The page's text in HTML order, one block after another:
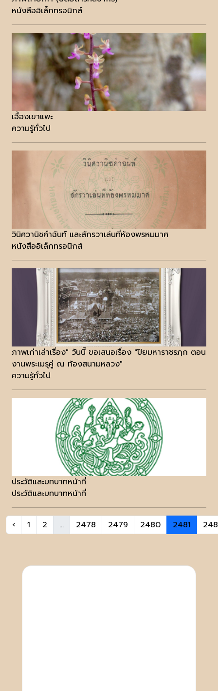
หนังสืออิเล็กทรอนิกส์
เอื้องเขาแพะ
ความรู้ทั่วไป
วินิศวานิชคำฉันท์ และสักรวาเล่นที่ห้องพรหมมาศ
หนังสืออิเล็กทรอนิกส์
ภาพเก่าเล่าเรื่อง" วันนี้ ขอเสนอเรื่อง "ปิยมหาราชรฦก ตอน
งานพระเมรุคู่ ณ ท้องสนามหลวง"
ความรู้ทั่วไป
ประวัติและบทบาทหน้าที่
ประวัติและบทบาทหน้าที่
‹ 1 2 ... 2478 2479 2480 2481